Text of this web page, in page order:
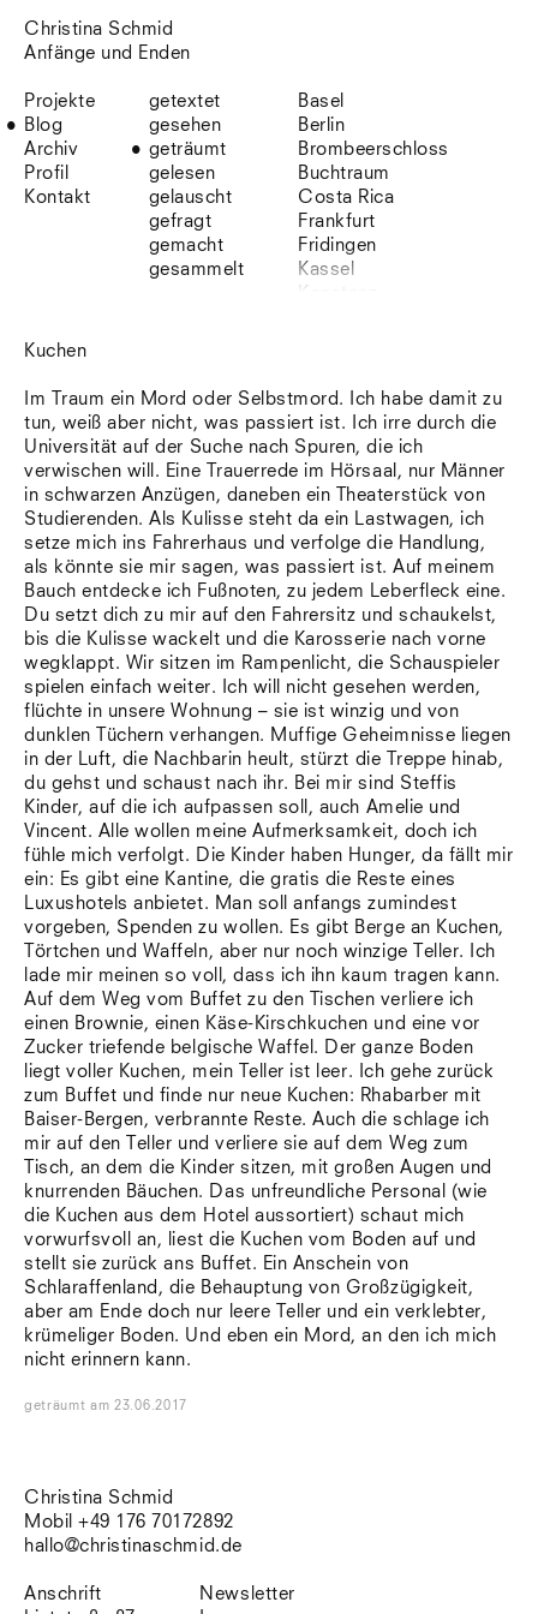
Christina Schmid
Anfänge und Enden
Projekte
Blog
Archiv
Profil
Kontakt
getextet
gesehen
geträumt
gelesen
gelauscht
gefragt
gemacht
gesammelt
Basel
Berlin
Brombeerschloss
Buchtraum
Costa Rica
Frankfurt
Fridingen
Kassel
Lissabon
NYC
Paris
Sonnenbühl
Straßburg
Stuttgart
Südtirol
Sylt
Vellexon
Venedig
Zürich
Offenes Buch
Kuchen
Im Traum ein Mord oder Selbstmord. Ich habe damit zu
tun, weiß aber nicht, was passiert ist. Ich irre durch die
Universität auf der Suche nach Spuren, die ich
verwischen will. Eine Trauerrede im Hörsaal, nur Männer
in schwarzen Anzügen, daneben ein Theaterstück von
Studierenden. Als Kulisse steht da ein Lastwagen, ich
setze mich ins Fahrerhaus und verfolge die Handlung,
als könnte sie mir sagen, was passiert ist. Auf meinem
Bauch entdecke ich Fußnoten, zu jedem Leberfleck eine.
Du setzt dich zu mir auf den Fahrersitz und schaukelst,
bis die Kulisse wackelt und die Karosserie nach vorne
wegklappt. Wir sitzen im Rampenlicht, die Schauspieler
spielen einfach weiter. Ich will nicht gesehen werden,
flüchte in unsere Wohnung – sie ist winzig und von
dunklen Tüchern verhangen. Muffige Geheimnisse liegen
in der Luft, die Nachbarin heult, stürzt die Treppe hinab,
du gehst und schaust nach ihr. Bei mir sind Steffis
Kinder, auf die ich aufpassen soll, auch Amelie und
Vincent. Alle wollen meine Aufmerksamkeit, doch ich
fühle mich verfolgt. Die Kinder haben Hunger, da fällt mir
ein: Es gibt eine Kantine, die gratis die Reste eines
Luxushotels anbietet. Man soll anfangs zumindest
vorgeben, Spenden zu wollen. Es gibt Berge an Kuchen,
Törtchen und Waffeln, aber nur noch winzige Teller. Ich
lade mir meinen so voll, dass ich ihn kaum tragen kann.
Auf dem Weg vom Buffet zu den Tischen verliere ich
einen Brownie, einen Käse-Kirschkuchen und eine vor
Zucker triefende belgische Waffel. Der ganze Boden
liegt voller Kuchen, mein Teller ist leer. Ich gehe zurück
zum Buffet und finde nur neue Kuchen: Rhabarber mit
Baiser-Bergen, verbrannte Reste. Auch die schlage ich
mir auf den Teller und verliere sie auf dem Weg zum
Tisch, an dem die Kinder sitzen, mit großen Augen und
knurrenden Bäuchen. Das unfreundliche Personal (wie
die Kuchen aus dem Hotel aussortiert) schaut mich
vorwurfsvoll an, liest die Kuchen vom Boden auf und
stellt sie zurück ans Buffet. Ein Anschein von
Schlaraffenland, die Behauptung von Großzügigkeit,
aber am Ende doch nur leere Teller und ein verklebter,
krümeliger Boden. Und eben ein Mord, an den ich mich
nicht erinnern kann.
geträumt am23.06.2017
Christina Schmid
Mobil +49 176 70172892
hallo@christinaschmid.de
Anschrift
Newsletter